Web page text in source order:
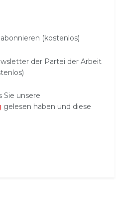
(kostenlos)
der Partei der Arbeit
Sie unsere
gelesen haben und diese